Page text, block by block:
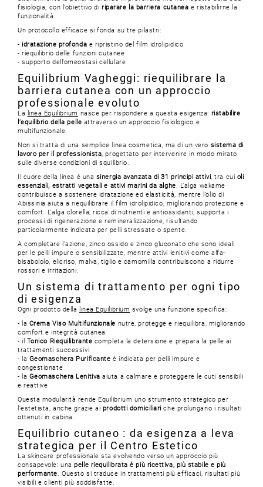
fisiologia, con l’obiettivo diriparare la barriera cutanea e ristabilirne la
funzionalità.
Un protocollo efficace si fonda su tre pilastri:
- idratazione profonda e ripristino del film idrolipidico
- riequilibrio delle funzioni cutanee
- supporto dell’omeostasi cellulare
Equilibrium Vagheggi: riequilibrare la
barriera cutanea con un approccio
professionale evoluto
La linea Equilibrium nasce per rispondere a questa esigenza: ristabilire
l’equilibrio della pelle attraverso un approccio fisiologico e
multifunzionale.
Non si tratta di una semplice linea cosmetica, ma di un vero sistema di
lavoro per il professionista, progettato per intervenire in modo mirato
sulle diverse condizioni di squilibrio.
Il cuore della linea è una sinergia avanzata di 31 principi attivi, tra cui oli
essenziali, estratti vegetali e attivi marini da alghe. L’alga wakame
contribuisce a sostenere idratazione ed elasticità, mentre l’olio di
Abissinia aiuta a riequilibrare il film idrolipidico, migliorando protezione e
comfort. L’alga clorella, ricca di nutrienti e antiossidanti, supporta i
processi di rigenerazione e remineralizzazione, risultando
particolarmente indicata per pelli stressate o spente.
A completare l’azione, zinco ossido e zinco gluconato che sono ideali
per le pelli impure o sensibilizzate, mentre attivi lenitivi come alfa-
bisabololo, elicriso, malva, tiglio e camomilla contribuiscono a ridurre
rossori e irritazioni.
Un sistema di trattamento per ogni tipo
di esigenza
Ogni prodotto della linea Equilibrium svolge una funzione specifica:
- la Crema Viso Multifunzionale nutre, protegge e riequilibra, migliorando
comfort e integrità cutanea
- il Tonico Riequilibrante completa la detersione e prepara la pelle ai
trattamenti successivi
- la Geomaschera Purificante è indicata per pelli impure e
congestionate
- la Geomaschera Lenitiva aiuta a calmare e proteggere le cuti sensibili
e reattive
Questa modularità rende Equilibrium uno strumento strategico per
l’estetista, anche grazie ai prodotti domiciliariche prolungano i risultati
ottenuti in cabina.
Equilibrio cutaneo : da esigenza a leva
strategica per il Centro Estetico
La skincare professionale sta evolvendo verso un approccio più
consapevole: unapelle riequilibrata è più ricettiva, più stabile e più
performante. Questo si traduce in trattamenti più efficaci, risultati più
visibili e clienti più soddisfatte.